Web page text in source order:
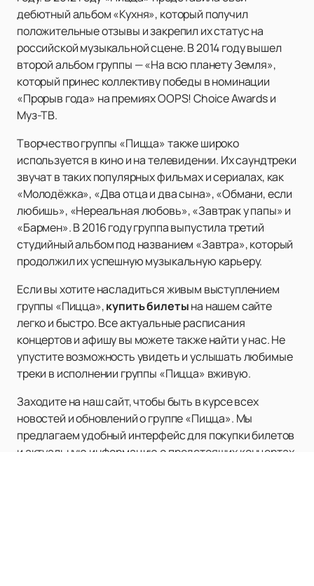
дебютный альбом «Кухня», который получил
положительные отзывы и закрепил их статус на
российской музыкальной сцене. В 2014 году вышел
второй альбом группы — «На всю планету Земля»,
который принес коллективу победы в номинации
«Прорыв года» на премиях OOPS! Choice Awards и
Муз-ТВ.
Творчество группы «Пицца» также широко
используется в кино и на телевидении. Их саундтреки
звучат в таких популярных фильмах и сериалах, как
«Молодёжка», «Два отца и два сына», «Обмани, если
любишь», «Нереальная любовь», «Завтрак у папы» и
«Бармен». В 2016 году группа выпустила третий
студийный альбом под названием «Завтра», который
продолжил их успешную музыкальную карьеру.
Если вы хотите насладиться живым выступлением
группы «Пицца»,купить билетына нашем сайте
легко и быстро. Все актуальные расписания
концертов и афишу вы можете также найти у нас. Не
упустите возможность увидеть и услышать любимые
треки в исполнении группы «Пицца» вживую.
Заходите на наш сайт, чтобы быть в курсе всех
новостей и обновлений о группе «Пицца». Мы
предлагаем удобный интерфейс для покупки билетов
и актуальную информацию о предстоящих концертах.